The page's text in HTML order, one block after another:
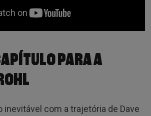
PARA A
inevitável com a trajetória de Dave